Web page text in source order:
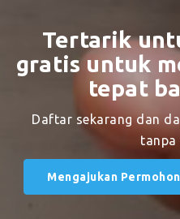
Tertarik
gratis untuk
tepat
Daftar sekarang dan
tanpa
Mengajukan